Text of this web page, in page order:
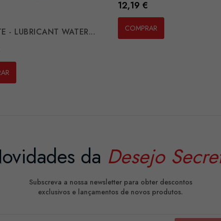
- LUBRICANT WATER...
Preço
12,19 €
COMPRAR
da Desejo
Subscreva a nossa newsletter para obter descontos
exclusivos e lançamentos de novos produtos.